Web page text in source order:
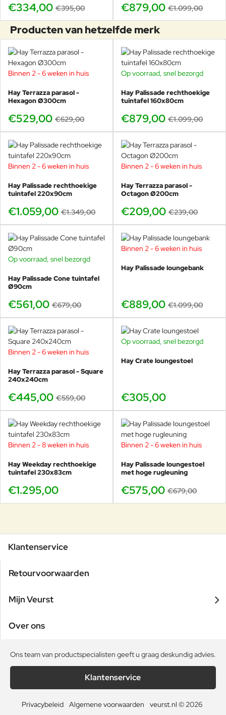
€334,00 €395,00 €879,00 €1.099,00
Producten van hetzelfde merk
-16%
Binnen 2 - 6 weken in huis
Hay Terrazza parasol -
Hexagon Ø300cm
€529,00 €629,00
-20%
Op voorraad, snel bezorgd
Hay Palissade rechthoekige
tuintafel 160x80cm
€879,00 €1.099,00
-21%
Binnen 2 - 6 weken in huis
Hay Palissade rechthoekige
tuintafel 220x90cm
€1.059,00 €1.349,00
-13%
Binnen 2 - 6 weken in huis
Hay Terrazza parasol -
Octagon Ø200cm
€209,00 €239,00
-17%
Op voorraad, snel bezorgd
Hay Palissade Cone tuintafel
Ø90cm
€561,00 €679,00
-19%
Binnen 2 - 6 weken in huis
Hay Palissade loungebank
€889,00 €1.099,00
-20%
Binnen 2 - 6 weken in huis
Hay Terrazza parasol - Square
240x240cm
€445,00 €559,00
Op voorraad, snel bezorgd
Hay Crate loungestoel
€305,00
Binnen 2 - 8 weken in huis
Hay Weekday rechthoekige
tuintafel 230x83cm
€1.295,00
-15%
Binnen 2 - 6 weken in huis
Hay Palissade loungestoel
met hoge rugleuning
€575,00 €679,00
Klantenservice
Retourvoorwaarden
Mijn Veurst
Over ons
Ons team van productspecialisten geeft u graag deskundig advies.
Klantenservice
Privacybeleid Algemene voorwaarden veurst.nl © 2026